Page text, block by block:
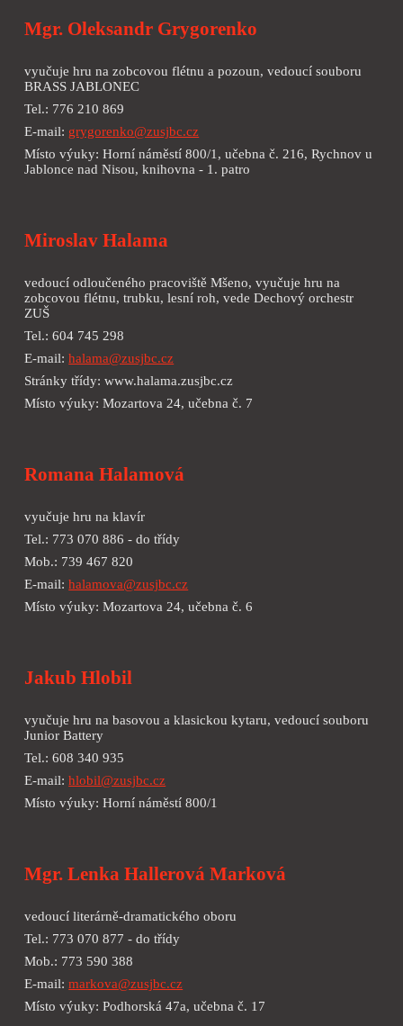
Mgr. Oleksandr Grygorenko
vyučuje hru na zobcovou flétnu a pozoun, vedoucí souboru
BRASS JABLONEC
Tel.: 776 210 869
E-mail: grygorenko@zusjbc.cz
Místo výuky: Horní náměstí 800/1, učebna č. 216, Rychnov u
Jablonce nad Nisou, knihovna - 1. patro
Miroslav Halama
vedoucí odloučeného pracoviště Mšeno, vyučuje hru na
zobcovou flétnu, trubku, lesní roh, vede Dechový orchestr
ZUŠ
Tel.: 604 745 298
E-mail:halama@zusjbc.cz
Stránky třídy: www.halama.zusjbc.cz
Místo výuky: Mozartova 24, učebna č. 7
Romana Halamová
vyučuje hru na klavír
Tel.: 773 070 886 - do třídy
Mob.: 739 467 820
E-mail:halamova@zusjbc.cz
Místo výuky: Mozartova 24, učebna č. 6
Jakub Hlobil
vyučuje hru na basovou a klasickou kytaru, vedoucí souboru
Junior Battery
Tel.: 608 340 935
E-mail:hlobil@zusjbc.cz
Místo výuky: Horní náměstí 800/1
Mgr. Lenka Hallerová Marková
vedoucí literárně-dramatického oboru
Tel.: 773 070 877 - do třídy
Mob.: 773 590 388
E-mail:markova@zusjbc.cz
Místo výuky: Podhorská 47a, učebna č. 17